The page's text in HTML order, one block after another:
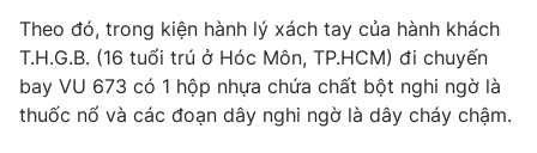
Hậu trường
Nhân vật
Giải trí
Điện ảnh
Âm nhạc
Đời sống
Theo đó, trong kiện hành lý xách tay của hành khách
T.H.G.B. (16 tuổi trú ở Hóc Môn, TP.HCM) đi chuyến
bay VU 673 có 1 hộp nhựa chứa chất bột nghi ngờ là
thuốc nổ và các đoạn dây nghi ngờ là dây cháy chậm.